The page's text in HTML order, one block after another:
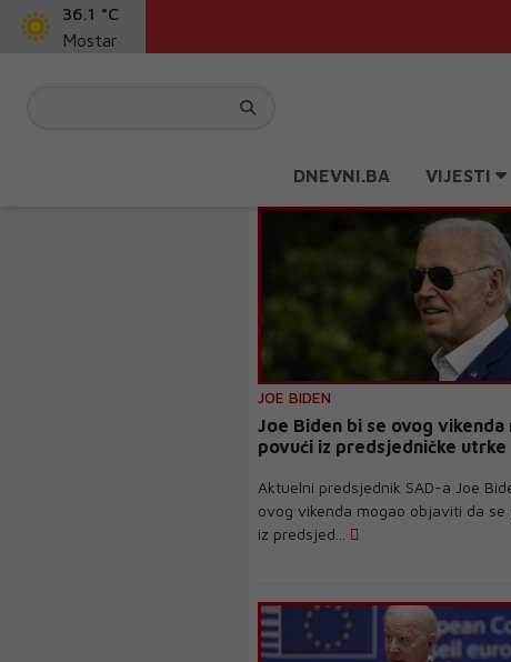
36.1 °C
Mostar
DNEVNI.BA VIJESTI
JOE BIDEN
Joe Biden bi se ovog vikenda
povući iz predsjedničke utrke
Aktuelni predsjednik SAD-a Joe
ovog vikenda mogao objaviti da se
iz predsjed...